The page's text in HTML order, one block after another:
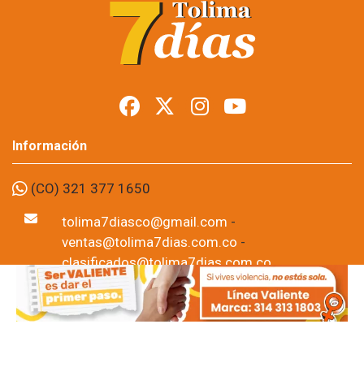
señalados de
almacenar drogas y
municiones
Foto: suministrada a Tolima7Días.
11 de Jun, 2026
La justicia ordenó medida de aseguramiento en centro
carcelario contra dos personas señaladas de almacenar
estupefacientes y municiones en el municipio de Honda, Tolima.
La decisión fue adoptada por un juez de control de garantías